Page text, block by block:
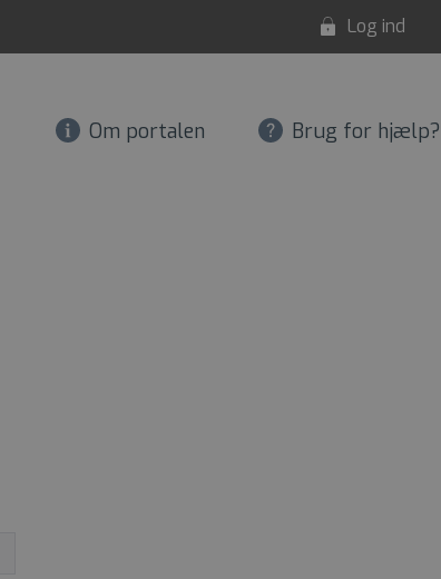
Log ind
Om portalen Brug for hjælp?